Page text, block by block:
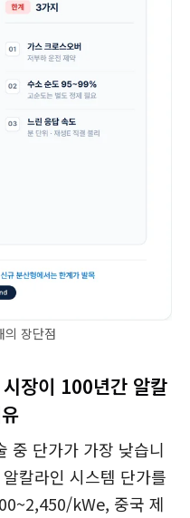
의 장단점
장이 100년간 알칼
중 단가가 가장 낮습니
칼라인 시스템 단가를
kWe, 중국 제